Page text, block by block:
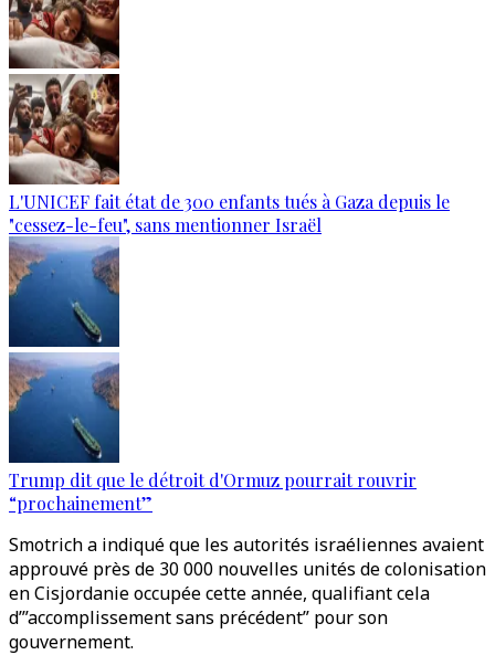
L'UNICEF fait état de 300 enfants tués à Gaza depuis le
"cessez-le-feu", sans mentionner Israël
Trump dit que le détroit d'Ormuz pourrait rouvrir
“prochainement”
Smotrich a indiqué que les autorités israéliennes avaient
approuvé près de 30 000 nouvelles unités de colonisation
en Cisjordanie occupée cette année, qualifiant cela
d’”accomplissement sans précédent” pour son
gouvernement.